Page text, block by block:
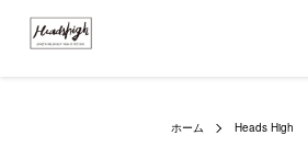
ホーム Heads High